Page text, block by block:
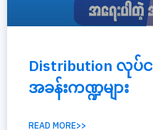
Distribution လုပ်
အခန်းကဏ္ဍများ
READ MORE>>